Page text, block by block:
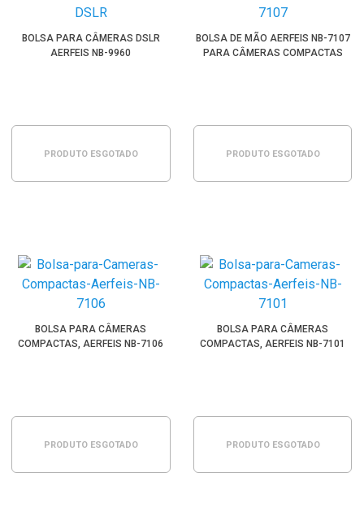
BOLSA PARA CÂMERAS DSLR
AERFEIS NB-9960
PRODUTO ESGOTADO
BOLSA DE MÃO AERFEIS NB-7107
PARA CÂMERAS COMPACTAS
PRODUTO ESGOTADO
BOLSA PARA CÂMERAS
COMPACTAS, AERFEIS NB-7106
PRODUTO ESGOTADO
BOLSA PARA CÂMERAS
COMPACTAS, AERFEIS NB-7101
PRODUTO ESGOTADO